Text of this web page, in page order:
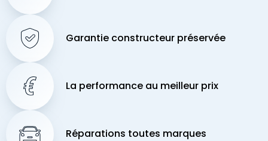
Garantie constructeur préservée
La performance au meilleur prix
Réparations toutes marques